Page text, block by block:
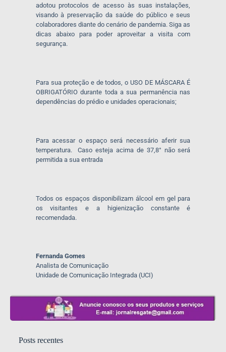
adotou protocolos de acesso às suas instalações,
visando à preservação da saúde do público e seus
colaboradores diante do cenário de pandemia. Siga as
dicas abaixo para poder aproveitar a visita com
segurança.
Para sua proteção e de todos, o USO DE MÁSCARA É
OBRIGATÓRIO durante toda a sua permanência nas
dependências do prédio e unidades operacionais;
Para acessar o espaço será necessário aferir sua
temperatura. Caso esteja acima de 37,8° não será
permitida a sua entrada
Todos os espaços disponibilizam álcool em gel para
os visitantes e a higienização constante é
recomendada.
Fernanda Gomes
Analista de Comunicação
Unidade de Comunicação Integrada (UCI)
Posts recentes